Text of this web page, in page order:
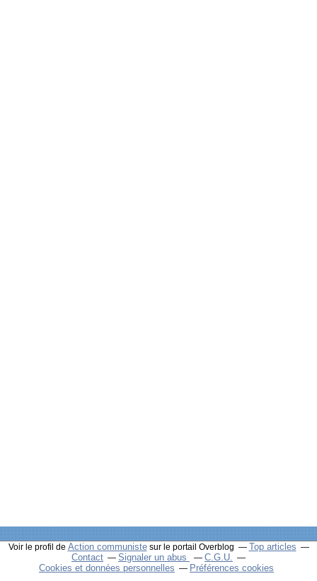
Voir le profil de Action communistesur le portail Overblog
Top articles
Contact
Signaler un abus
C.G.U.
Cookies et données personnelles
Préférences cookies